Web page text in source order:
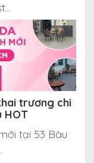
trương chi
HOT
tại 53 Bàu